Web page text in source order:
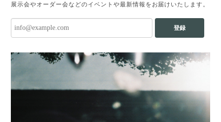
展示会やオーダー会などのイベントや最新情報をお届けいたします。
登録